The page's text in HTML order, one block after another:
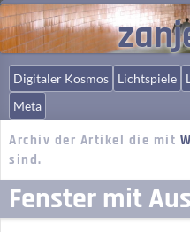
Digitaler Kosmos Lichtspiele
Meta
Archiv der Artikel die mit
sind.
Fenster mit